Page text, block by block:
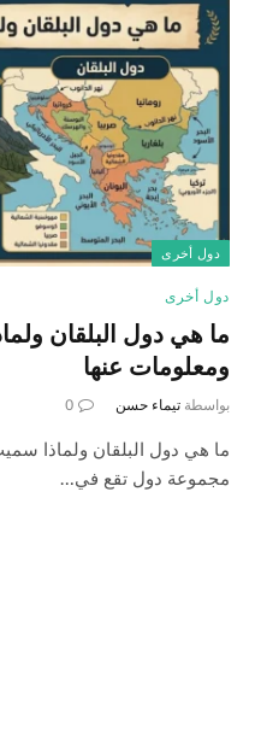
دول أخرى
دول أخرى
ما هي دول البلقان
ومعلومات عنها
بواسطة تيماء حسن 0
ما هي دول البلقان ولماذا
مجموعة دول تقع في…